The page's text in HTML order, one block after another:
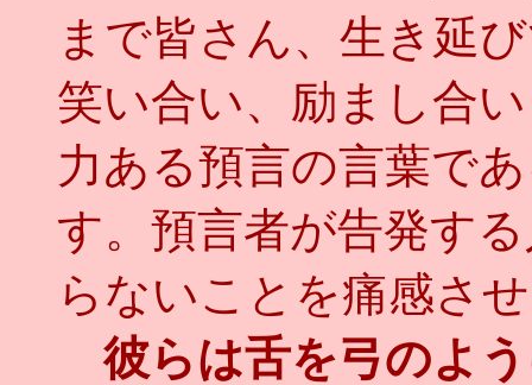
まで皆さん、生き延
笑い合い、励まし合
力ある預言の言葉で
す。預言者が告発す
らないことを痛感さ
彼らは舌を弓のよ